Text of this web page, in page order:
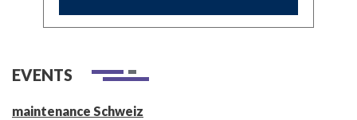
EVENTS
maintenance Schweiz